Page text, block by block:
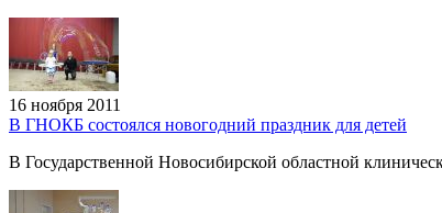
16 ноября 2011
В ГНОКБ состоялся новогодний праздник для детей
В Государственной Новосибирской областной